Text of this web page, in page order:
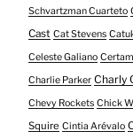
Schvartzman Cuarteto
Cast Cat Stevens
Celeste Galiano
Charlie Parker Charly
Chevy Rockets Chick
Squire Cintia Arévalo